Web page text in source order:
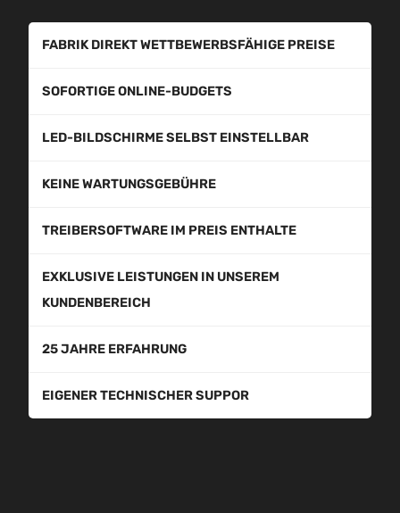
FABRIK DIREKT WETTBEWERBSFÄHIGE PREISE
SOFORTIGE ONLINE-BUDGETS
LED-BILDSCHIRME SELBST EINSTELLBAR
KEINE WARTUNGSGEBÜHRE
TREIBERSOFTWARE IM PREIS ENTHALTE
EXKLUSIVE LEISTUNGEN IN UNSEREM
KUNDENBEREICH
25 JAHRE ERFAHRUNG
EIGENER TECHNISCHER SUPPOR